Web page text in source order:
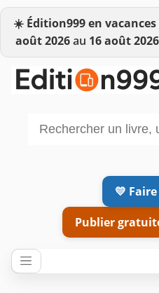
☀️ Édition999 en vacances
août 2026au 16 août 2026
💛
Publier